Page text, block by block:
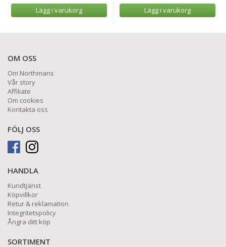
Lägg i varukorg Lägg i varukorg
OM OSS
Om Northmans
Vår story
Affiliate
Om cookies
Kontakta oss
FÖLJ OSS
HANDLA
Kundtjänst
Köpvillkor
Retur & reklamation
Integritetspolicy
Ångra ditt köp
SORTIMENT